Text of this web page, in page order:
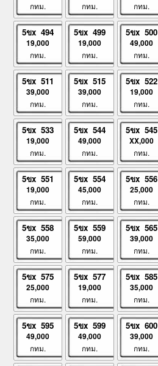
กทม. กทม. กทม.
5ขx 494
19,000
กทม.
5ขx 499
19,000
กทม.
5ขx 500
49,000
กทม.
5ขx 511
39,000
กทม.
5ขx 515
39,000
กทม.
5ขx 522
19,000
กทม.
5ขx 533
19,000
กทม.
5ขx 544
49,000
กทม.
5ขx 545
XX,000
กทม.
5ขx 551
19,000
กทม.
5ขx 554
45,000
กทม.
5ขx 556
25,000
กทม.
5ขx 558
35,000
กทม.
5ขx 559
59,000
กทม.
5ขx 565
39,000
กทม.
5ขx 575
25,000
กทม.
5ขx 577
19,000
กทม.
5ขx 585
35,000
กทม.
5ขx 595
49,000
กทม.
5ขx 599
49,000
กทม.
5ขx 600
39,000
กทม.